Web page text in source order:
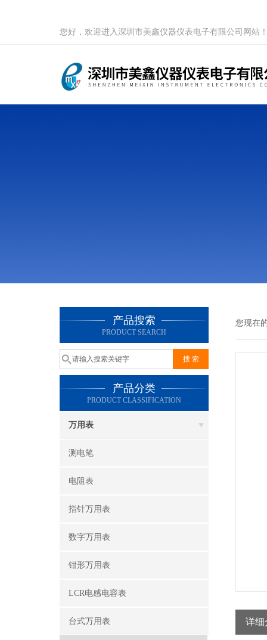
您好，欢迎进入深圳市美鑫仪器仪表电子有限公司网站
产品搜索
PRODUCT SEARCH
产品分类
PRODUCT CLASSIFICATION
万用表
测电笔
电阻表
指针万用表
数字万用表
钳形万用表
LCR电感电容表
台式万用表
您现在
详细